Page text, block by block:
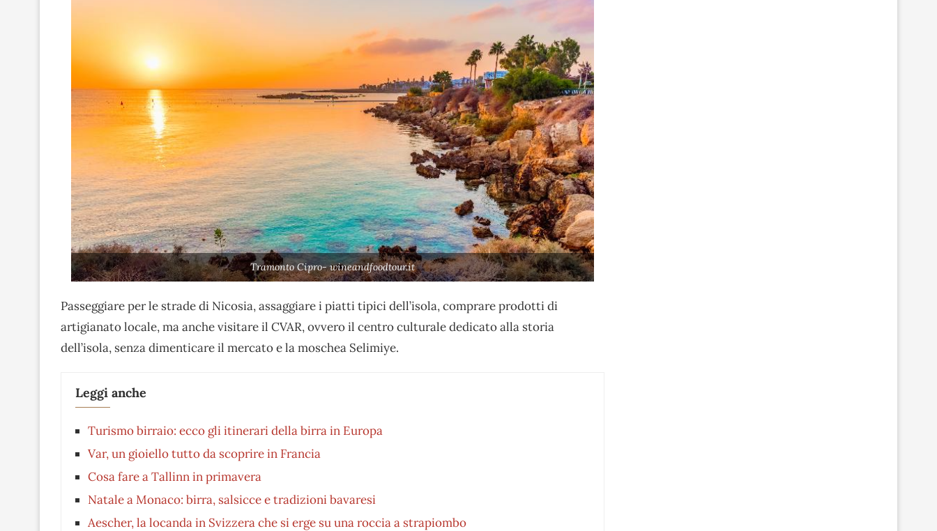
Tramonto Cipro- wineandfoodtour.it
Passeggiare per le strade di Nicosia, assaggiare i piatti tipici dell’isola, comprare prodotti di
artigianato locale, ma anche visitare il CVAR, ovvero il centro culturale dedicato alla storia
dell’isola, senza dimenticare il mercato e la moschea Selimiye.
Leggi anche
Turismo birraio: ecco gli itinerari della birra in Europa
Var, un gioiello tutto da scoprire in Francia
Cosa fare a Tallinn in primavera
Natale a Monaco: birra, salsicce e tradizioni bavaresi
Aescher, la locanda in Svizzera che si erge su una roccia a strapiombo